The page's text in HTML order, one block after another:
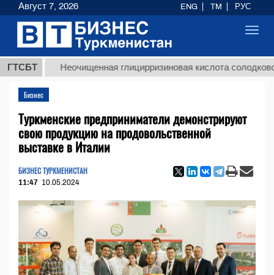
ГТСБТНеочищенная глицирризиновая кислота солодкового
Бизнес
Туркменские предприниматели демонстрируют
свою продукцию на продовольственной
выставке в Италии
БИЗНЕС ТУРКМЕНИСТАН
11:47 10.05.2024
Август 7, 2026 ENG TM РУС